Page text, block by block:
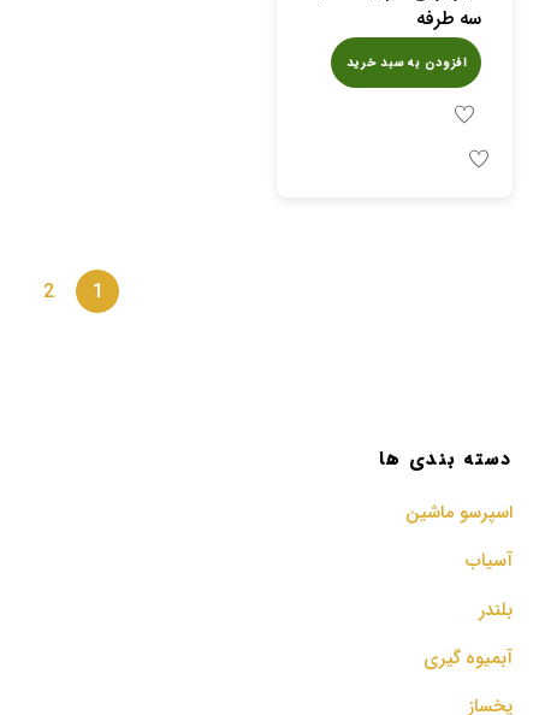
سه طرفه
افزودن به سبد خرید
1
2
دسته بندی ها
اسپرسو‌ ماشین
آسیاب
بلندر
آبمیوه گیری
یخساز